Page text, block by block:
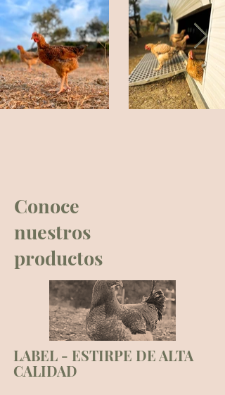
Conoce
nuestros
productos
LABEL - ESTIRPE DE ALTA
CALIDAD